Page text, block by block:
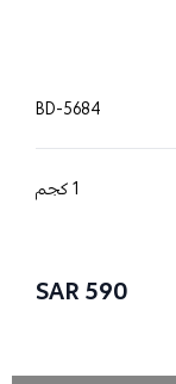
BD-5684
1 كجم
590 SAR